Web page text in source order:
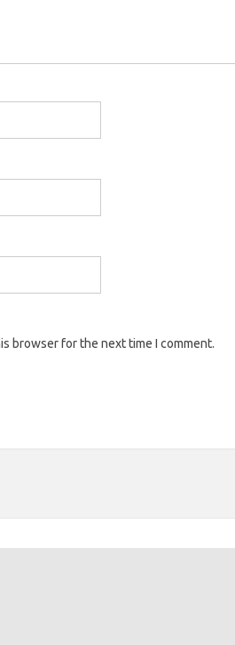
browser for the next time I comment.